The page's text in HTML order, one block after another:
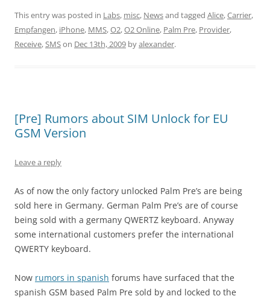
This entry was posted in Labs, misc, Newsand tagged Alice,Carrier,
Empfangen, iPhone, MMS,O2,O2 Online, Palm Pre, Provider,
Receive,SMSon Dec 13th, 2009 byalexander.
[Pre] Rumors about SIM Unlock for EU
GSM Version
Leave a reply
As of now the only factory unlocked Palm Pre’s are being
sold here in Germany. German Palm Pre’s are of course
being sold with a germany QWERTZ keyboard. Anyway
some international customers prefer the international
QWERTY keyboard.
Now rumors in spanish forums have surfaced that the
spanish GSM based Palm Pre sold by and locked to the